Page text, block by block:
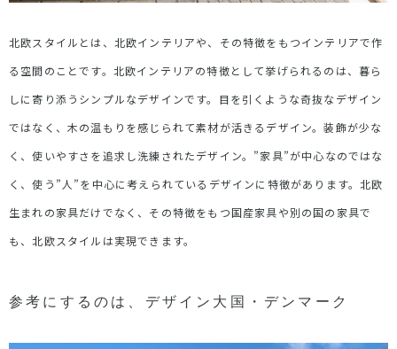
北欧スタイルとは、北欧インテリアや、その特徴をもつインテリアで作
る空間のことです。北欧インテリアの特徴として挙げられるのは、暮ら
しに寄り添うシンプルなデザインです。目を引くような奇抜なデザイン
ではなく、木の温もりを感じられて素材が活きるデザイン。装飾が少な
く、使いやすさを追求し洗練されたデザイン。”家具”が中心なのではな
く、使う”人”を中心に考えられているデザインに特徴があります。北欧
生まれの家具だけでなく、その特徴をもつ国産家具や別の国の家具で
も、北欧スタイルは実現できます。
参考にするのは、デザイン大国・デンマーク